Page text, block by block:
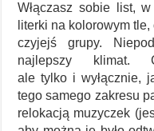
Włączasz sobie list,
literki na kolorowym
czyjejś grupy.
najlepszy klimat.
ale tylko i wyłącznie,
tego samego zakresu
relokacją muzyczek